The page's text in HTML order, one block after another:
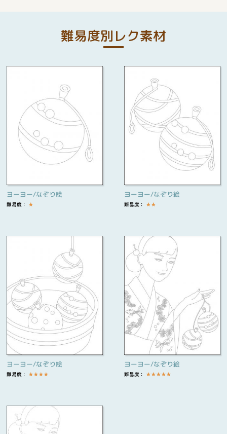
難易度別レク素材
ヨーヨー/なぞり絵
難易度： ★
ヨーヨー/なぞり絵
難易度： ★★
ヨーヨー/なぞり絵
難易度： ★★★★
ヨーヨー/なぞり絵
難易度： ★★★★★